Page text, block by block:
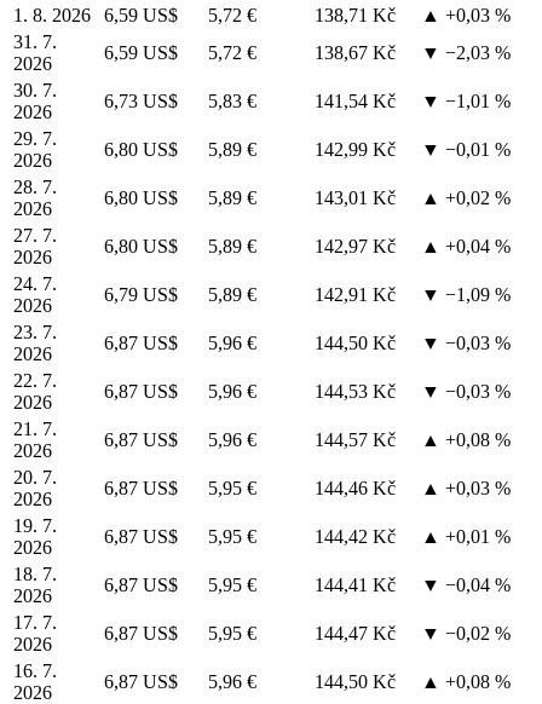
1. 8. 2026 6,59 US$ 5,72 € 138,71 Kč
▲ +0,03 %
31. 7.
2026
6,59 US$ 5,72 € 138,67 Kč
▼ −2,03 %
30. 7.
2026
6,73 US$ 5,83 € 141,54 Kč
▼ −1,01 %
29. 7.
2026
6,80 US$ 5,89 € 142,99 Kč
▼ −0,01 %
28. 7.
2026
6,80 US$ 5,89 € 143,01 Kč
▲ +0,02 %
27. 7.
2026
6,80 US$ 5,89 € 142,97 Kč
▲ +0,04 %
24. 7.
2026
6,79 US$ 5,89 € 142,91 Kč
▼ −1,09 %
23. 7.
2026
6,87 US$ 5,96 € 144,50 Kč
▼ −0,03 %
22. 7.
2026
6,87 US$ 5,96 € 144,53 Kč
▼ −0,03 %
21. 7.
2026
6,87 US$ 5,96 € 144,57 Kč
▲ +0,08 %
20. 7.
2026
6,87 US$ 5,95 € 144,46 Kč
▲ +0,03 %
19. 7.
2026
6,87 US$ 5,95 € 144,42 Kč
▲ +0,01 %
18. 7.
2026
6,87 US$ 5,95 € 144,41 Kč
▼ −0,04 %
17. 7.
2026
6,87 US$ 5,95 € 144,47 Kč
▼ −0,02 %
16. 7.
2026
6,87 US$ 5,96 € 144,50 Kč
▲ +0,08 %